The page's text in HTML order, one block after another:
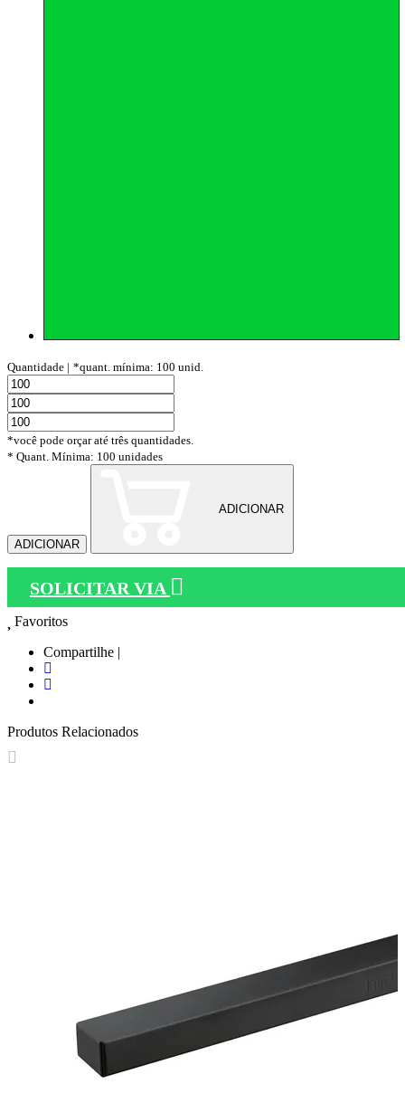
Quantidade | *quant. mínima: 100 unid.
*você pode orçar até três quantidades.
* Quant. Mínima: 100 unidades
ADICIONAR
ADICIONAR
SOLICITAR VIA
Favoritos
Compartilhe |
Produtos Relacionados